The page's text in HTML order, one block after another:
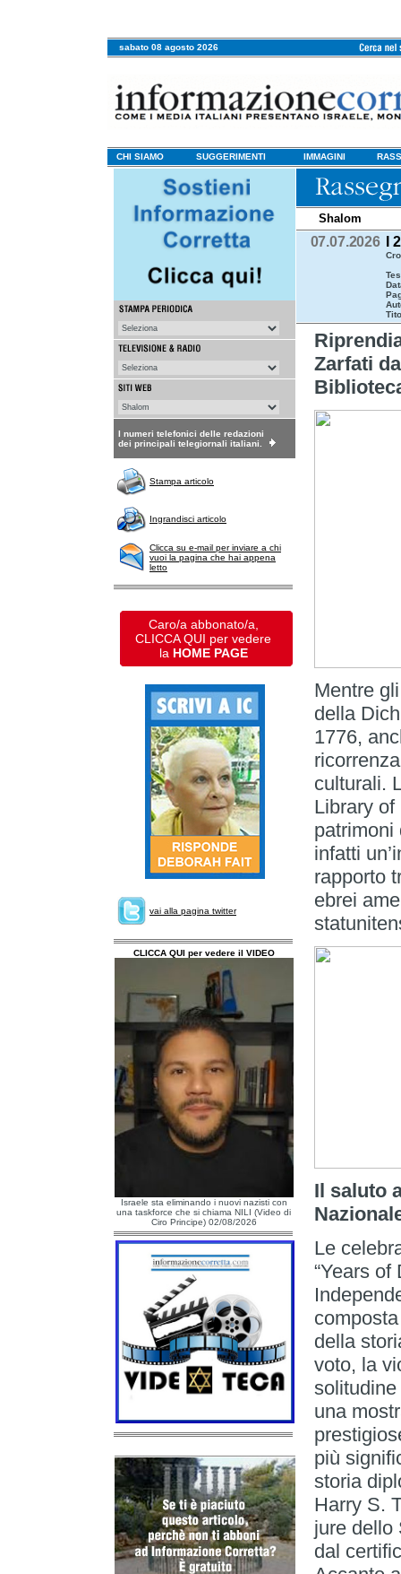
sabato 08 agosto 2026
CHI SIAMO SUGGERIMENTI IMMAGINI
I numeri telefonici delle redazioni
dei principali telegiornali italiani.
Stampa articolo
Ingrandisci articolo
Clicca su e-mail per inviare a chi
vuoi la pagina che hai appena
letto
Caro/a abbonato/a,
CLICCA QUI per vedere
la HOME PAGE
vai alla pagina twitter
CLICCA QUI per vedere il VIDEO
Israele sta eliminando i nuovi nazisti con
una taskforce che si chiama NILI (Video di
Ciro Principe) 02/08/2026
Shalom
07.07.2026 I
Zarfati
Mentre
della
1776,
culturali.
Library
patrimoni
infatti
rapporto
ebrei
Il saluto
Le
“Years
della
voto, la
una
più
storia
Harry S.
jure dello
dal